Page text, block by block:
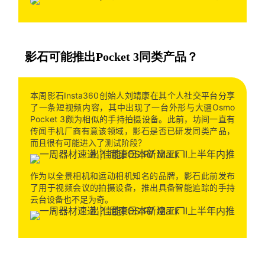
影石可能推出Pocket 3同类产品？
本周影石Insta360创始人刘靖康在其个人社交平台分享
了一条短视频内容，其中出现了一台外形与大疆Osmo
Pocket 3颇为相似的手持拍摄设备。此前，坊间一直有
传闻手机厂商有意该领域，影石是否已研发同类产品，
而且很有可能进入了测试阶段？
作为以全景相机和运动相机知名的品牌，影石此前发布
了用于视频会议的拍摄设备，推出具备智能追踪的手持
云台设备也不足为奇。